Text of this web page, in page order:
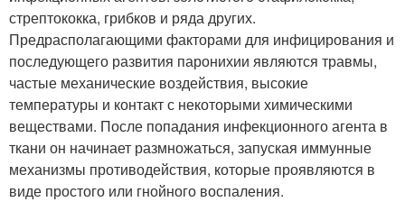
стрептококка, грибков и ряда других.
Предрасполагающими факторами для инфицирования и
последующего развития паронихии являются травмы,
частые механические воздействия, высокие
температуры и контакт с некоторыми химическими
веществами. После попадания инфекционного агента в
ткани он начинает размножаться, запуская иммунные
механизмы противодействия, которые проявляются в
виде простого или гнойного воспаления.